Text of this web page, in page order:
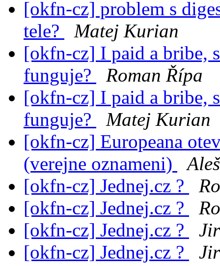
[okfn-cz] problem s
tele?
Matej Kurian
[okfn-cz] I paid a bribe,
funguje?
Roman Řípa
[okfn-cz] I paid a bribe,
funguje?
Matej Kurian
[okfn-cz] Europeana
(verejne oznameni)
[okfn-cz] Jednej.cz ?
[okfn-cz] Jednej.cz ?
[okfn-cz] Jednej.cz ?
[okfn-cz] Jednej.cz ?